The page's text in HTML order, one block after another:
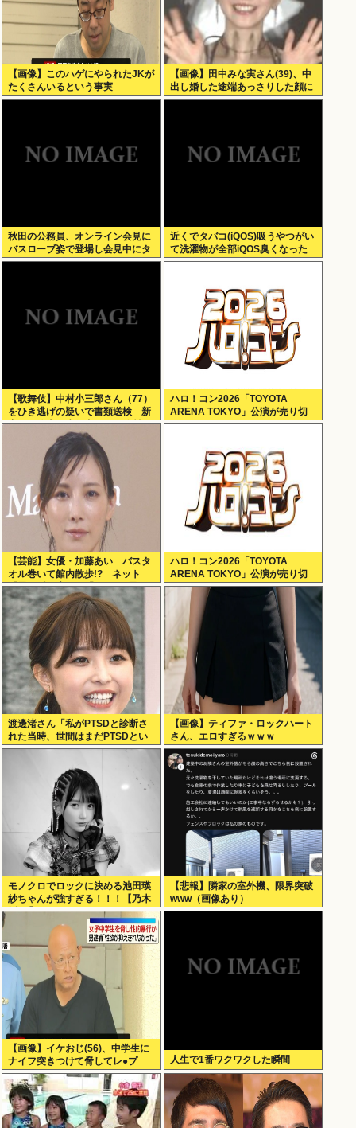
【画像】このハゲにやられたJKが
たくさんいるという事実
【画像】田中みな実さん(39)、中
出し婚した途端あっさりした顔に
なる
秋田の公務員、オンライン会見に
バスローブ姿で登場し会見中にタ
バコを吸う←あのさあ！
近くでタバコ(iQOS)吸うやつがい
て洗濯物が全部iQOS臭くなった
【歌舞伎】中村小三郎さん（77）
をひき逃げの疑いで書類送検 新
宿区の路上で歩行者の20代女性を
はねてけがをさせたうえ、そのま
ハロ！コン2026「TOYOTA
ARENA TOKYO」公演が売り切
れない
【芸能】女優・加藤あい バスタ
オル巻いて館内散歩!? ネット
「思わず二度見」「IWGPを思い
出す」「セクシーサンキュー」
ハロ！コン2026「TOYOTA
ARENA TOKYO」公演が売り切
れない
渡邊渚さん「私がPTSDと診断さ
れた当時、世間はまだPTSDとい
う言葉は浸透されていませんでし
【画像】ティファ・ロックハート
さん、エロすぎるｗｗｗ
モノクロでロックに決める池田瑛
紗ちゃんが強すぎる！！！【乃木
坂46】
【悲報】隣家の室外機、限界突破
www（画像あり）
【画像】イケおじ(56)、中学生に
ナイフ突きつけて脅してレ●プ
www
人生で1番ワクワクした瞬間